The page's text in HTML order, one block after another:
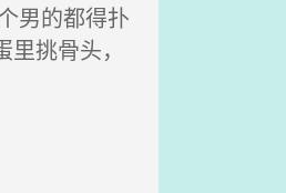
男的都得扑
挑骨头，